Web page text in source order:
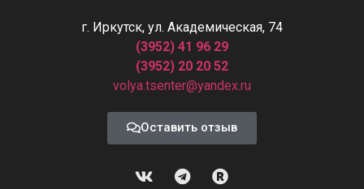
г. Иркутск, ул. Академическая, 74
(3952) 41 96 29
(3952) 20 20 52
volya.tsenter@yandex.ru
Оставить отзыв